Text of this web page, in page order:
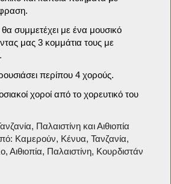
συμμετέχει με ένα μουσικό
μας 3 κομμάτια τους με
περίπου 4 χορούς.
χοροί από το χορευτικό του
Παλαιστίνη και Αιθιοπία
Καμερούν, Κένυα, Τανζανία,
Παλαιστίνη, Κουρδιστάν